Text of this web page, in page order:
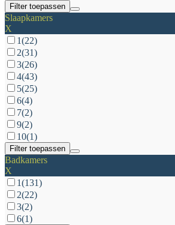
Filter toepassen
Slaapkamers
X
1(22)
2(31)
3(26)
4(43)
5(25)
6(4)
7(2)
9(2)
10(1)
Filter toepassen
Badkamers
X
1(131)
2(22)
3(2)
6(1)